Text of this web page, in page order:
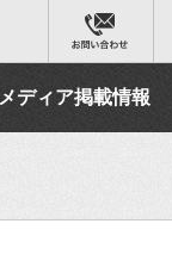
メディア掲載情報